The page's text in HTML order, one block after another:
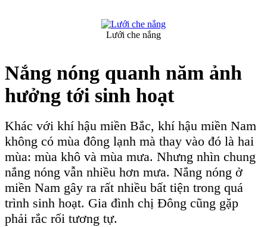
Lưới che nắng
Nắng nóng quanh năm ảnh
hưởng tới sinh hoạt
Khác với khí hậu miền Bắc, khí hậu miền Nam
không có mùa đông lạnh mà thay vào đó là hai
mùa: mùa khô và mùa mưa. Nhưng nhìn chung
nắng nóng vẫn nhiều hơn mưa. Nắng nóng ở
miền Nam gây ra rất nhiều bất tiện trong quá
trình sinh hoạt. Gia đình chị Đông cũng gặp
phải rắc rối tương tự.